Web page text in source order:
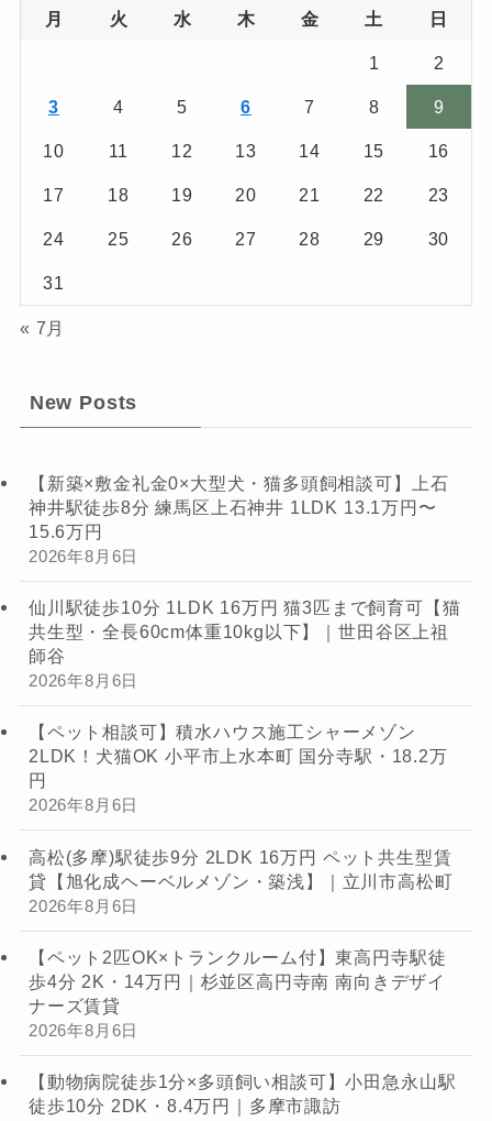
月 火 水 木 金 土 日
1 2
3 4 5 6 7 8 9
10 11 12 13 14 15 16
17 18 19 20 21 22 23
24 25 26 27 28 29 30
31
« 7月
New Posts
【新築×敷金礼金0×大型犬・猫多頭飼相談可】上石
神井駅徒歩8分 練馬区上石神井 1LDK 13.1万円〜
15.6万円
2026年8月6日
仙川駅徒歩10分 1LDK 16万円 猫3匹まで飼育可【猫
共生型・全長60cm体重10kg以下】｜世田谷区上祖
師谷
2026年8月6日
【ペット相談可】積水ハウス施工シャーメゾン
2LDK！犬猫OK 小平市上水本町 国分寺駅・18.2万
円
2026年8月6日
高松(多摩)駅徒歩9分 2LDK 16万円 ペット共生型賃
貸【旭化成ヘーベルメゾン・築浅】｜立川市高松町
2026年8月6日
【ペット2匹OK×トランクルーム付】東高円寺駅徒
歩4分 2K・14万円｜杉並区高円寺南 南向きデザイ
ナーズ賃貸
2026年8月6日
【動物病院徒歩1分×多頭飼い相談可】小田急永山駅
徒歩10分 2DK・8.4万円｜多摩市諏訪